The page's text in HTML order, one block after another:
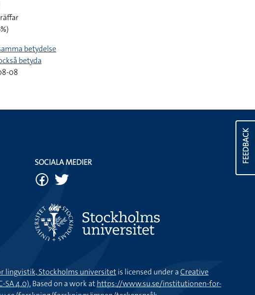
betydelse
betyda
08
FEEDBACK
SOCIALA MEDIER
lingvistik, Stockholms universitetis licensed under aCreative
SA 4.0).Based on a work athttps://www.su.se/institutionen-for-